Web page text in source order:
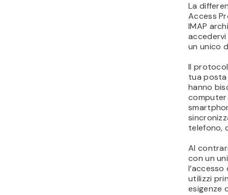
La
Access
IMAP
accedervi
un unico
Il
tua posta
hanno
computer
telefono,
Al
con un
utilizzi
esigenze